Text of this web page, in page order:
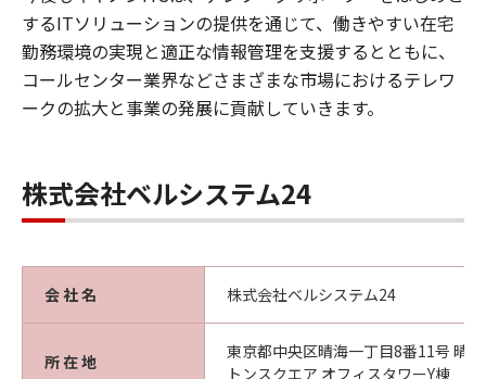
するITソリューションの提供を通じて、働きやすい在宅
勤務環境の実現と適正な情報管理を支援するとともに、
コールセンター業界などさまざまな市場におけるテレワ
ークの拡大と事業の発展に貢献していきます。
株式会社ベルシステム24
会 社 名 株式会社ベルシステム24
所 在 地
東京都中央区晴海一丁目8番11号 晴
トンスクエア オフィスタワーY棟